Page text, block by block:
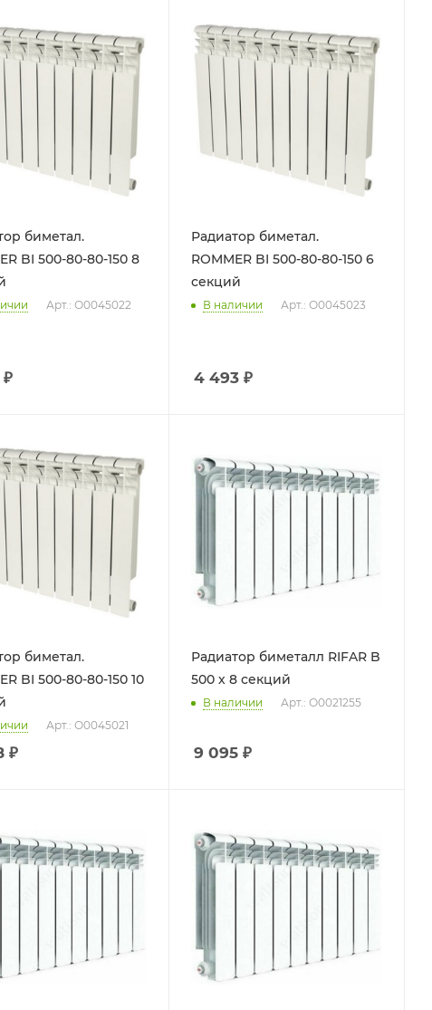
биметал.
BI 500-80-80-150 8
Арт.: О0045022
₽
Радиатор биметал.
ROMMER BI 500-80-80-150 6
секций
В наличии Арт.: О0045023
4 493 ₽
биметал.
BI 500-80-80-150 10
Арт.: О0045021
₽
Радиатор биметалл RIFAR B
500 х 8 секций
В наличии Арт.: О0021255
9 095 ₽